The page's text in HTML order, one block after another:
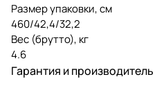
Размер упаковки, см
460/42,4/32,2
Вес (брутто), кг
4.6
Гарантия и производитель